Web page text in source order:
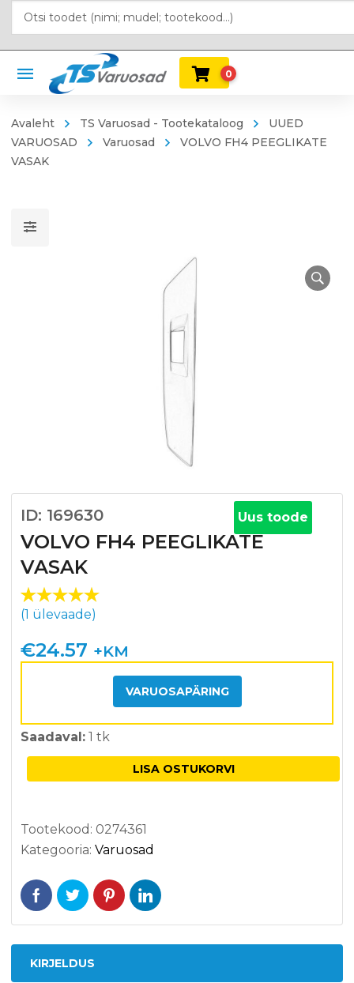
0
Avaleht TS Varuosad - Tootekataloog
UUED
VARUOSAD
Varuosad
VOLVO FH4 PEEGLIKATE
VASAK
ID: 169630
VOLVO FH4 PEEGLIKATE
VASAK
Uus toode
Hinnatud
5.00
1
kliendi
hinnangu
(1 ülevaade)
€24.57 +KM
VARUOSAPÄRING
Saadaval: 1 tk
LISA OSTUKORVI
Tootekood: 0274361
Kategooria: Varuosad
KIRJELDUS